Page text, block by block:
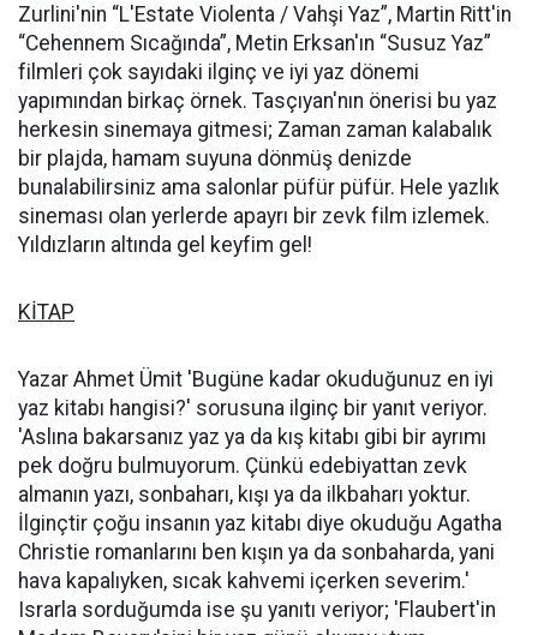
Zurlini'nin “L'Estate Violenta / Vahşi Yaz”, Martin Ritt'in
“Cehennem Sıcağında”, Metin Erksan'ın “Susuz Yaz”
filmleri çok sayıdaki ilginç ve iyi yaz dönemi
yapımından birkaç örnek. Tasçıyan'nın önerisi bu yaz
herkesin sinemaya gitmesi; Zaman zaman kalabalık
bir plajda, hamam suyuna dönmüş denizde
bunalabilirsiniz ama salonlar püfür püfür. Hele yazlık
sineması olan yerlerde apayrı bir zevk film izlemek.
Yıldızların altında gel keyfim gel!
KİTAP
Yazar Ahmet Ümit 'Bugüne kadar okuduğunuz en iyi
yaz kitabı hangisi?' sorusuna ilginç bir yanıt veriyor.
'Aslına bakarsanız yaz ya da kış kitabı gibi bir ayrımı
pek doğru bulmuyorum. Çünkü edebiyattan zevk
almanın yazı, sonbaharı, kışı ya da ilkbaharı yoktur.
İlginçtir çoğu insanın yaz kitabı diye okuduğu Agatha
Christie romanlarını ben kışın ya da sonbaharda, yani
hava kapalıyken, sıcak kahvemi içerken severim.'
Israrla sorduğumda ise şu yanıtı veriyor; 'Flaubert'in